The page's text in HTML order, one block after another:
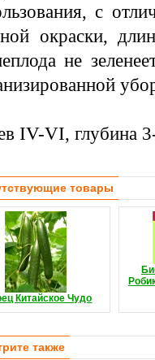
с
окраски,
не
IV-VI, глубина
товары
Китайское Чудо
также